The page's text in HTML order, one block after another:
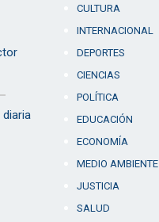
CULTURA
INTERNACIONAL
DEPORTES
CIENCIAS
POLÍTICA
EDUCACIÓN
ECONOMÍA
MEDIO AMBIENTE
JUSTICIA
SALUD